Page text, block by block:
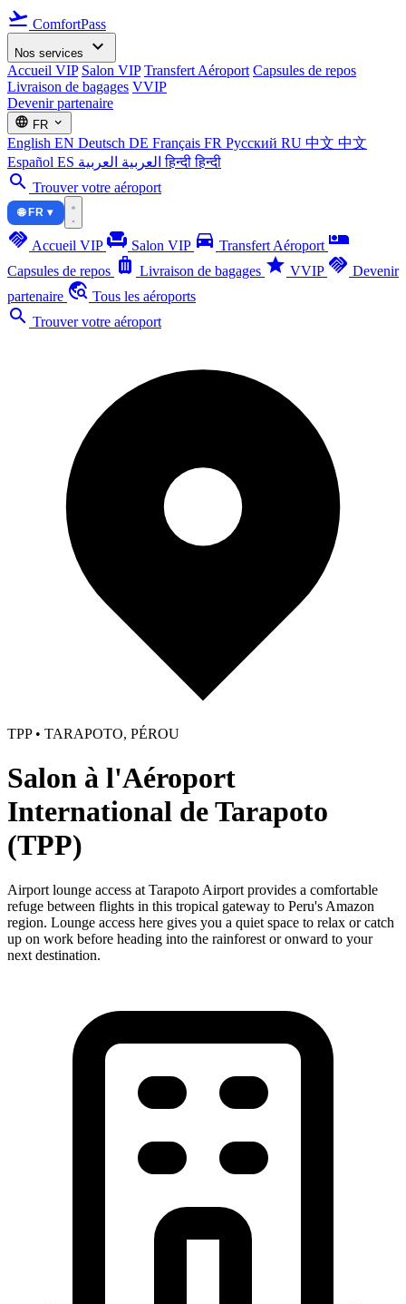
flight_takeoff ComfortPass
Nos services expand_more
Accueil VIP Salon VIP Transfert Aéroport Capsules de repos
Livraison de bagages VVIP
Devenir partenaire
language FR expand_more
English EN Deutsch DE Français FR Русский RU 中文 中文
Español ES العربية العربية हिन्दीहिन्दी
search Trouver votre aéroport
🌐 FR ▾
handshake Accueil VIP chair Salon VIP directions_car Transfert Aéroport airline_seat_individual_suite
Capsules de repos luggage Livraison de bagages star VVIP handshake Devenir
partenaire travel_explore Tous les aéroports
search Trouver votre aéroport
TPP • TARAPOTO, PÉROU
Salon à l'Aéroport
International de Tarapoto
(TPP)
Airport lounge access at Tarapoto Airport provides a comfortable
refuge between flights in this tropical gateway to Peru's Amazon
region. Lounge access here gives you a quiet space to relax or catch
up on work before heading into the rainforest or onward to your
next destination.